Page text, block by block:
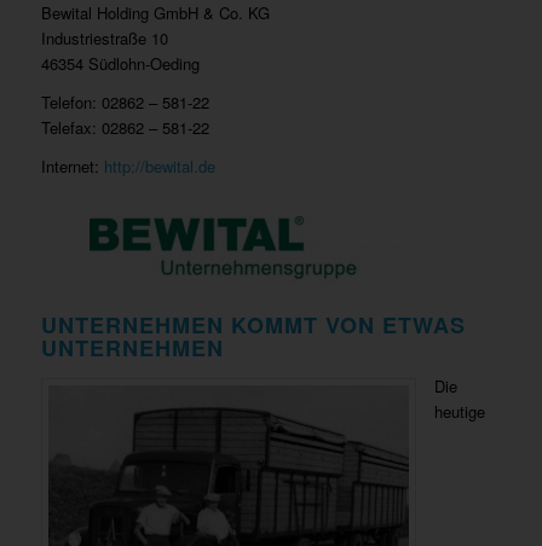
Bewital Holding GmbH & Co. KG
Industriestraße 10
46354 Südlohn-Oeding
Telefon: 02862 – 581-22
Telefax: 02862 – 581-22
Internet: http://bewital.de
UNTERNEHMEN KOMMT VON ETWAS
UNTERNEHMEN
Die
heutige